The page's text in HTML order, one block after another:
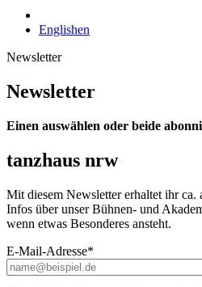
Englishen
Newsletter
Newsletter
Einen auswählen oder beide
tanzhaus nrw
Mit diesem Newsletter erhaltet ihr
Infos über unser Bühnen- und
wenn etwas Besonderes ansteht.
E-Mail-Adresse*